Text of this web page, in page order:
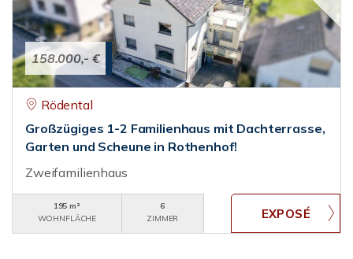
158.000,- €
Rödental
Großzügiges 1-2 Familienhaus mit Dachterrasse,
Garten und Scheune in Rothenhof!
Zweifamilienhaus
195 m²
WOHNFLÄCHE
6
ZIMMER